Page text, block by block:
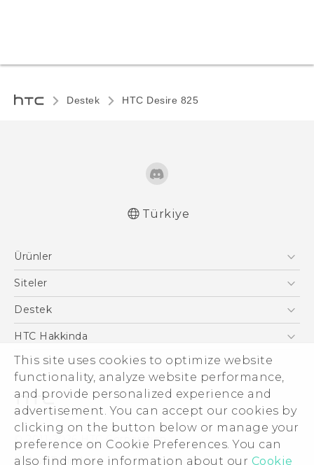
This site uses cookies to optimize website
functionality, analyze website performance,
and provide personalized experience and
advertisement. You can accept our cookies by
clicking on the button below or manage your
preference on Cookie Preferences. You can
also find more information about our Cookie
Destek HTC Desire 825‎
English - User manual
Türkiye
Ürünler
Akıllı Telefonlar
VIVE
Siteler
HTC Dev
Destek
Destek Merkezi
HTC Hakkinda
ESG
Yatırımcı (İNGİLİZCE)
Gizlilik Politikası
Ürün Güvenliği
Cookie Preferences
© 2011-2026 HTC Corporation
Hukuk Terimleri